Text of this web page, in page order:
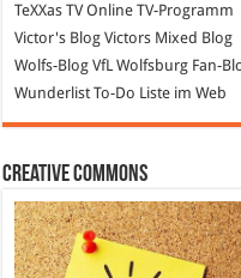
TeXXas TVOnline TV-Programm
Victor's Blog Victors Mixed Blog
Wolfs-Blog VfL Wolfsburg Fan-
WunderlistTo-Do Liste im Web
Creative Commons